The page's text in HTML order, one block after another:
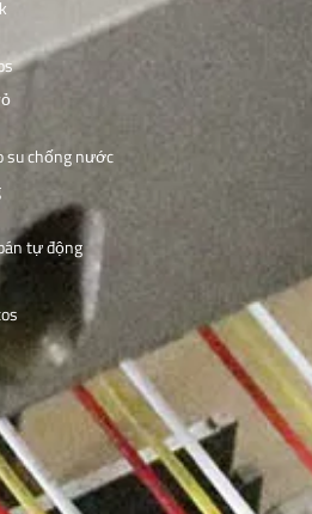
su chống nước
tự động